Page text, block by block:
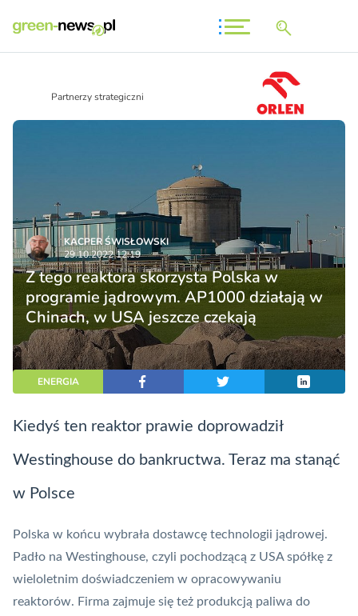
Partnerzy strategiczni
KACPER ŚWISŁO­WSKI
29.10.2022 12:19
Z tego reaktora skorzysta Polska w
programie jądrowym. AP1000 działają w
Chinach, w USA jeszcze czekają
ENERGIA
Kiedyś ten reaktor prawie doprowadził
Westinghouse do bankructwa. Teraz ma stanąć
w Polsce
Polska w końcu wybrała dostawcę technologii jądrowej.
Padło na Westinghouse, czyli pochodzącą z USA spółkę z
wieloletnim doświadczeniem w opracowywaniu
reaktorów. Firma zajmuje się też produkcją paliwa do